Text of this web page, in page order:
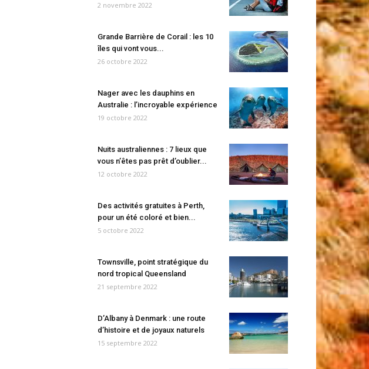
2 novembre 2022
Grande Barrière de Corail : les 10
îles qui vont vous...
26 octobre 2022
Nager avec les dauphins en
Australie : l’incroyable expérience
19 octobre 2022
Nuits australiennes : 7 lieux que
vous n’êtes pas prêt d’oublier...
12 octobre 2022
Des activités gratuites à Perth,
pour un été coloré et bien...
5 octobre 2022
Townsville, point stratégique du
nord tropical Queensland
21 septembre 2022
D’Albany à Denmark : une route
d’histoire et de joyaux naturels
15 septembre 2022